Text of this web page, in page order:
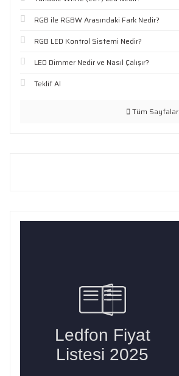
RGB ile RGBW Arasındaki Fark Nedir?
RGB LED Kontrol Sistemi Nedir?
LED Dimmer Nedir ve Nasıl Çalışır?
Teklif Al
Tüm Sayfalar